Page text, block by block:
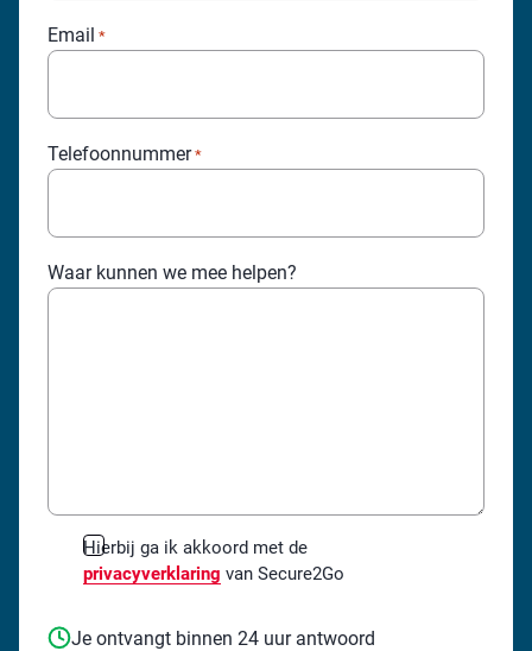
Email *
Telefoonnummer *
Waar kunnen we mee helpen?
Hierbij ga ik akkoord met de
privacyverklaring van Secure2Go
Je ontvangt binnen 24 uur antwoord